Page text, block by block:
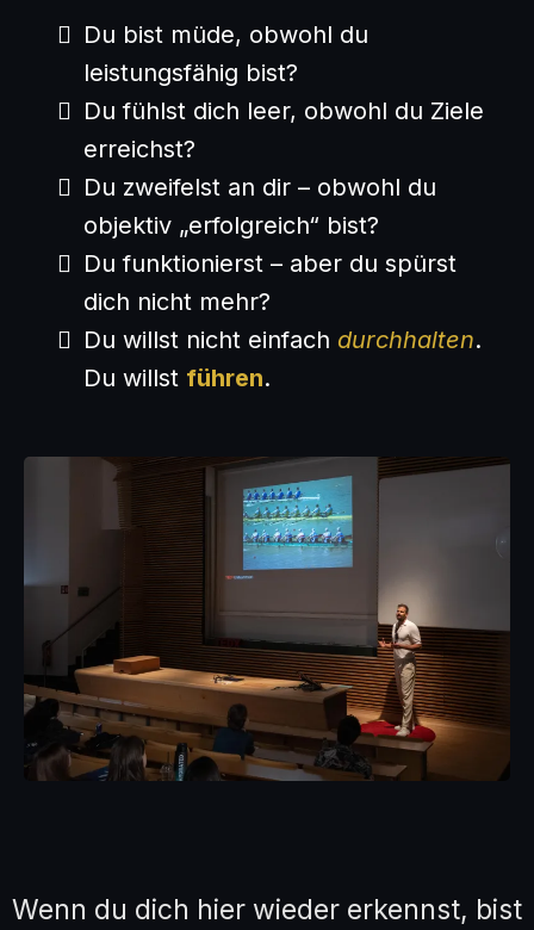
Du bist müde, obwohl du
leistungsfähig bist?
Du fühlst dich leer, obwohl du Ziele
erreichst?
Du zweifelst an dir – obwohl du
objektiv „erfolgreich“ bist?
Du funktionierst – aber du spürst
dich nicht mehr?
Du willst nicht einfach durchhalten.
Du willst führen.
Wenn du dich hier wieder erkennst, bist